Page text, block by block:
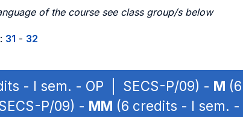
of the course see class group/s below
31 - 32
- I sem. - OP | SECS-P/09) - M
P/09) - MM (6 credits - I sem.